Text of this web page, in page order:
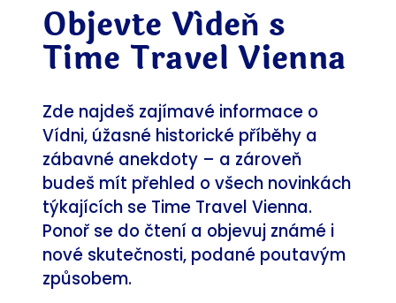
Objevte Vídeň s
Time Travel Vienna
Zde najdeš zajímavé informace o
Vídni, úžasné historické příběhy a
zábavné anekdoty – a zároveň
budeš mít přehled o všech novinkách
týkajících se Time Travel Vienna.
Ponoř se do čtení a objevuj známé i
nové skutečnosti, podané poutavým
způsobem.